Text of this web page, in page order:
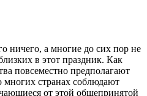
ничего, а многие до сих пор не
в этот праздник. Как
повсеместно предполагают
многих странах соблюдают
от этой общепринятой